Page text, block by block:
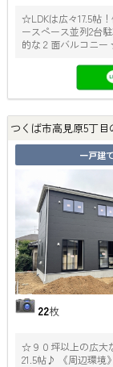
☆LDKは広々17.5帖
ースペース並列2台
的な２面バルコニ
つくば市高見原5丁
一戸建て
22枚
☆９０坪以上の広大
21.5帖♪ 《